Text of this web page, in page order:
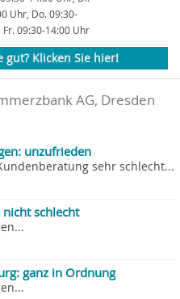
Uhr, Do. 09:30-
09:30-14:00 Uhr
gut? Klicken Sie hier!
AG, Dresden
unzufrieden
sehr schlecht...
nicht schlecht
ganz in Ordnung